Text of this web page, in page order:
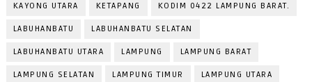
KAYONG UTARA KETAPANG KODIM 0422 LAMPUNG BARAT.
LABUHANBATU LABUHANBATU SELATAN
LABUHANBATU UTARA LAMPUNG LAMPUNG BARAT
LAMPUNG SELATAN LAMPUNG TIMUR LAMPUNG UTARA